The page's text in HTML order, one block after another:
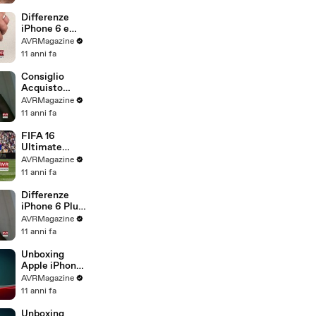
Differenze
iPhone 6 e
iPhone 6S -
AVRMagazine
AVRMagazine
11 anni fa
Consiglio
Acquisto
iPhone 6S e
iPhone 6S
AVRMagazine
.com
AVRMagazine
11 anni fa
FIFA 16
Ultimate
Team gioco di
calcio per
Android -
AVRMagazine
.com
AVRMagazine
11 anni fa
Differenze
iPhone 6 Plus
e iPhone 6S
Plus -
.com
AVRMagazine
11 anni fa
Unboxing
Apple iPhone
6S Plus
Italiano -
.com
AVRMagazine
11 anni fa